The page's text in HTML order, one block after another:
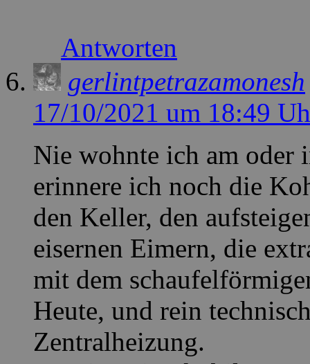
Antworten
gerlintpetrazamonesh
17/10/2021 um 18:49
Nie wohnte ich am oder
erinnere ich noch die
den Keller, den
eisernen Eimern, die
mit dem
Heute, und rein
Zentralheizung.